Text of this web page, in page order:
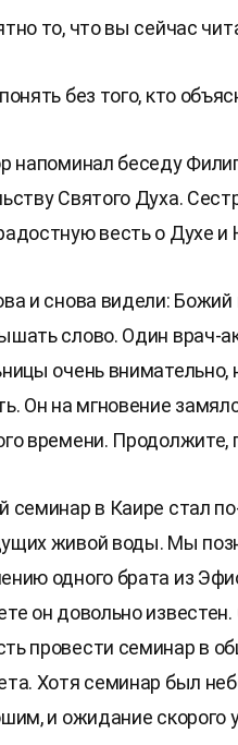
то, что вы сейчас
без того, кто
напоминал беседу
Святого Духа.
весть о Духе и
и снова видели: Божий
слово. Один врач-
очень
Он на мгновение
времени. Продолжите,
семинар в Каире стал
живой воды. Мы
одного брата из
он довольно
провести семинар в
Хотя семинар был
и ожидание скорого